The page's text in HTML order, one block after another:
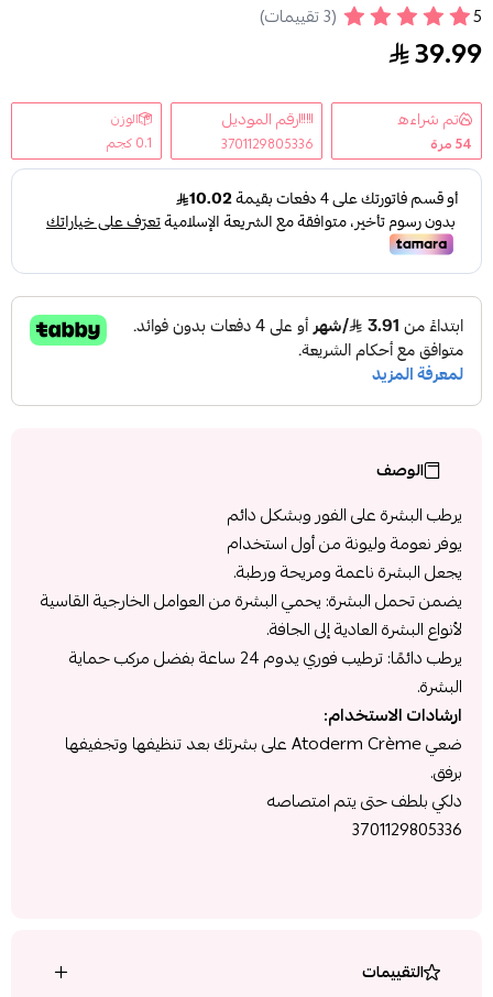
بيوديرما كريم مرطب يومي مغذي للبشرة 200مل
5 (3 تقييمات)
39.99
تم شراءه
54مرة
رقم الموديل
3701129805336
الوزن
0.1 كجم
الوصف
يرطب البشرة على الفور وبشكل دائم
يوفر نعومة وليونة من أول استخدام
يجعل البشرة ناعمة ومريحة ورطبة.
يضمن تحمل البشرة: يحمي البشرة من العوامل الخارجية القاسية
لأنواع البشرة العادية إلى الجافة.
يرطب دائمًا: ترطيب فوري يدوم 24 ساعة بفضل مركب حماية
البشرة.
ارشادات الاستخدام:
ضعي Atoderm Crème على بشرتك بعد تنظيفها وتجفيفها
برفق.
دلكي بلطف حتى يتم امتصاصه
3701129805336
التقييمات